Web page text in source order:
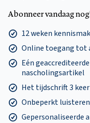
Abonneer vandaag
12 weken
Online toegang tot
Eén
nascholingsartikel
Het tijdschrift 3 keer
Onbeperkt
Gepersonaliseerde